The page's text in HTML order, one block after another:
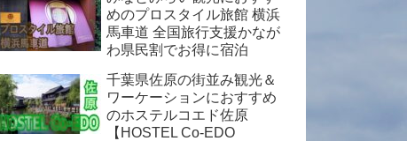
めのプロスタイル旅館 横浜
馬車道 全国旅行支援かなが
わ県民割でお得に宿泊
千葉県佐原の街並み観光＆
ワーケーションにおすすめ
のホステルコエド佐原
【HOSTEL Co-EDO